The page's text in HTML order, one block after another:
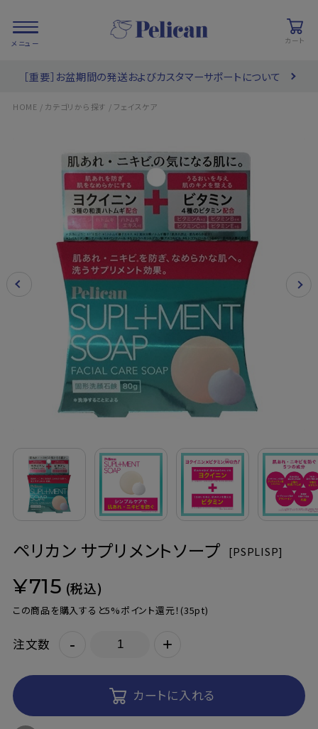
カート
PRODUCTS/ 商品を探す
COLLECTIONS/ ブランド一覧
定期購入
お問い合わせ
ご利用案内
よくあるご質問
会員登録でお得
NEWS一覧
［重要］お盆期間の発送およびカスタマーサポートについて
HOME / カテゴリから探す / フェイスケア
ペリカン サプリメントソープ [PSPLISP]
¥715 (税込)
この商品を購入すると5%ポイント還元！ (35pt)
注文数 - +
カートに入れる